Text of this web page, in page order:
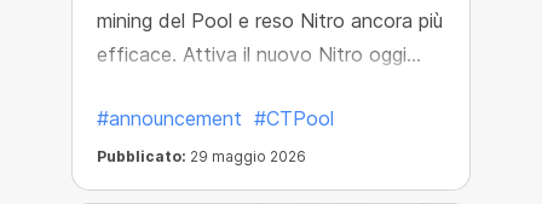
mining del Pool e reso Nitro ancora più
efficace. Attiva il nuovo Nitro oggi
dal tuo mining, senza alcun costo.
#announcement #CTPool
Pubblicato: 29 maggio 2026